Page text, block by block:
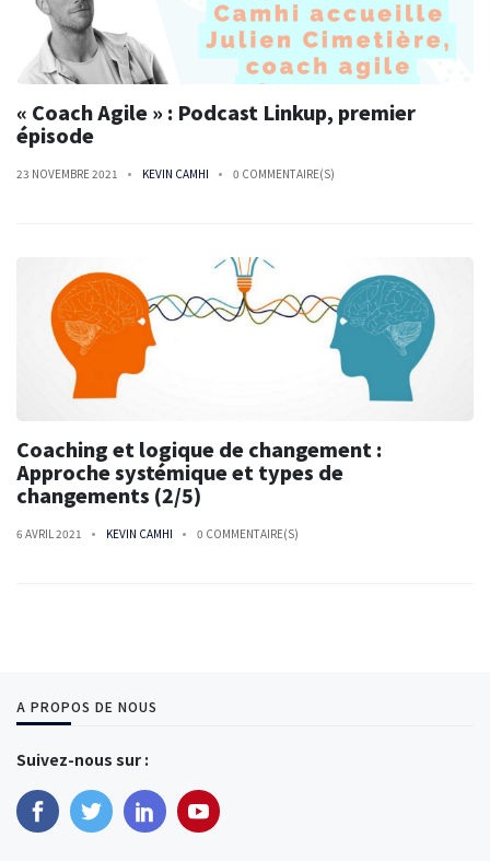
« Coach Agile » : Podcast Linkup, premier
épisode
23 NOVEMBRE 2021 KEVIN CAMHI 0 COMMENTAIRE(S)
Coaching et logique de changement :
Approche systémique et types de
changements (2/5)
6 AVRIL 2021 KEVIN CAMHI 0 COMMENTAIRE(S)
A PROPOS DE NOUS
Suivez-nous sur :